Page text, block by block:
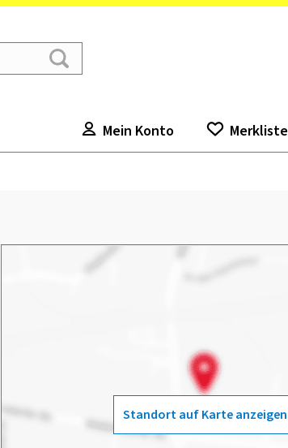
Mein Konto Merkliste
Standort auf Karte anzeigen